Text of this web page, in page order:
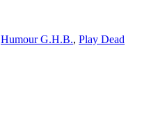
Humour G.H.B., Play Dead